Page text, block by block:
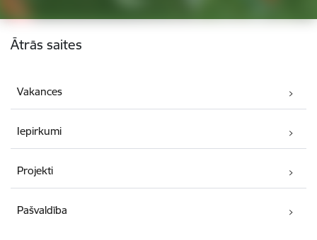
Kājene
Ātrās saites
Vakances
Iepirkumi
Projekti
Pašvaldība